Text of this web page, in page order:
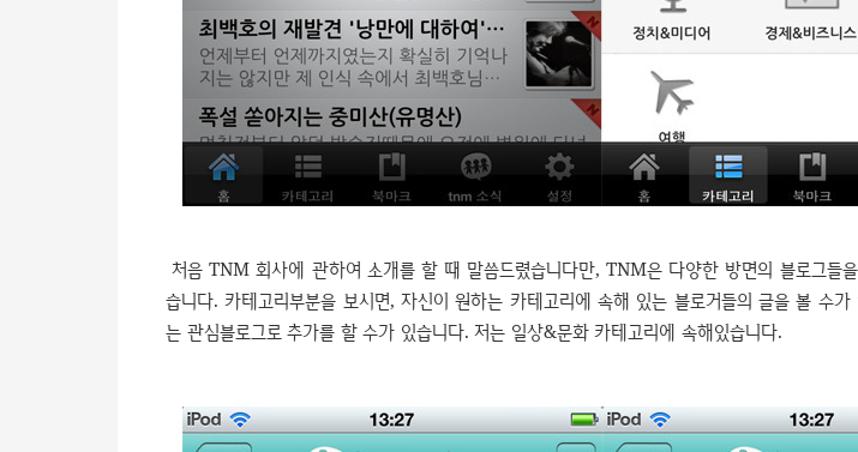
처음 TNM 회사에 관하여 소개를 할 때 말씀드렸습니다만, TNM은 다양한 방면의 블로그들
습니다. 카테고리부분을 보시면, 자신이 원하는 카테고리에 속해 있는 블로거들의 글을 볼 수가
는 관심블로그로 추가를 할 수가 있습니다. 저는 일상&문화 카테고리에 속해있습니다.